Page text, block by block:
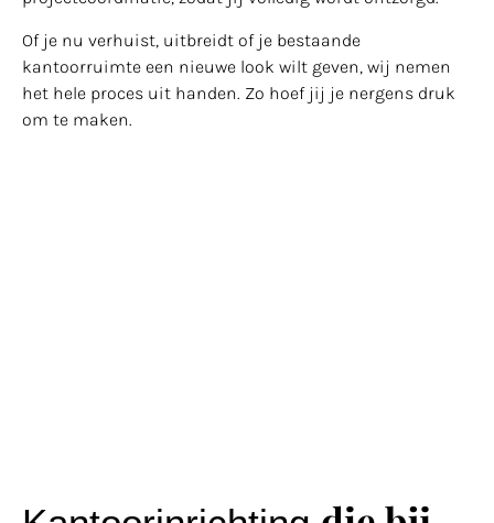
Of je nu verhuist, uitbreidt of je bestaande
kantoorruimte een nieuwe look wilt geven, wij nemen
het hele proces uit handen. Zo hoef jij je nergens druk
om te maken.